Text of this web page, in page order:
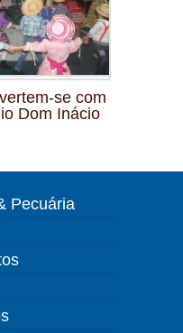
se com
Dom Inácio
Pecuária